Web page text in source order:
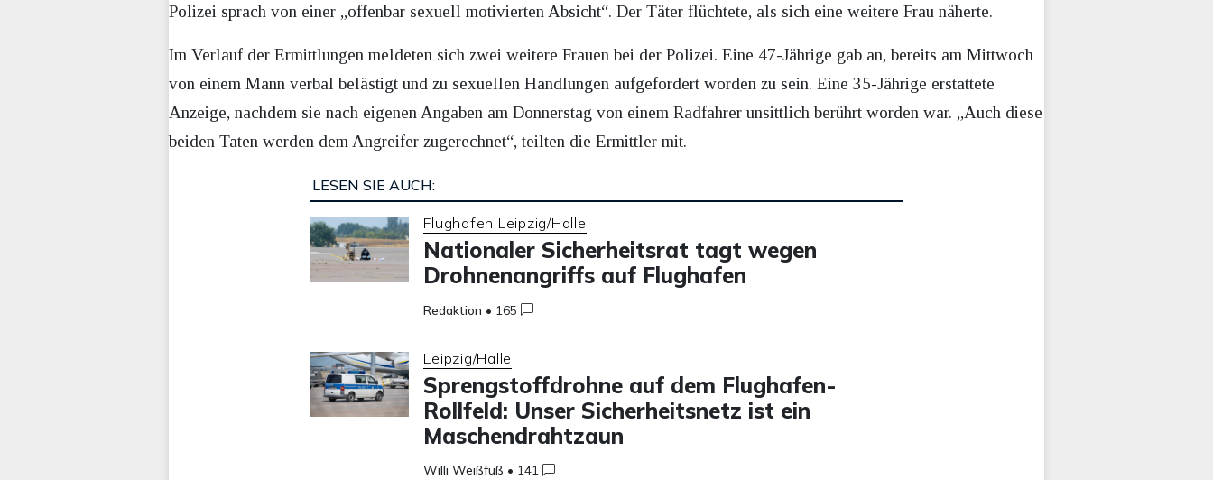
Polizei sprach von einer „offenbar sexuell motivierten Absicht“. Der Täter flüchtete, als sich eine weitere Frau näherte.
Im Verlauf der Ermittlungen meldeten sich zwei weitere Frauen bei der Polizei. Eine 47-Jährige gab an, bereits am Mittwoch
von einem Mann verbal belästigt und zu sexuellen Handlungen aufgefordert worden zu sein. Eine 35-Jährige erstattete
Anzeige, nachdem sie nach eigenen Angaben am Donnerstag von einem Radfahrer unsittlich berührt worden war. „Auch diese
beiden Taten werden dem Angreifer zugerechnet“, teilten die Ermittler mit.
LESEN SIE AUCH:
Flughafen Leipzig/Halle
Nationaler Sicherheitsrat tagt wegen
Drohnenangriffs auf Flughafen
Redaktion • 165
Leipzig/Halle
Sprengstoffdrohne auf dem Flughafen-
Rollfeld: Unser Sicherheitsnetz ist ein
Maschendrahtzaun
Willi Weißfuß • 141